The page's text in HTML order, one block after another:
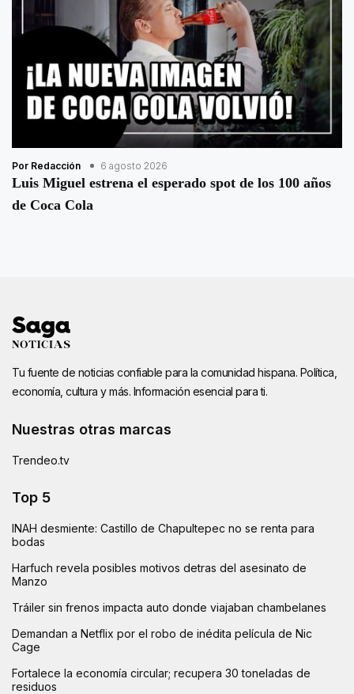
Por Redacción 6 agosto 2026
Luis Miguel estrena el esperado spot de los 100 años
de Coca Cola
Tu fuente de noticias confiable para la comunidad hispana. Política,
economía, cultura y más. Información esencial para ti.
Nuestras otras marcas
Trendeo.tv
Top 5
INAH desmiente: Castillo de Chapultepec no se renta para
bodas
Harfuch revela posibles motivos detras del asesinato de
Manzo
Tráiler sin frenos impacta auto donde viajaban chambelanes
Demandan a Netflix por el robo de inédita película de Nic
Cage
Fortalece la economía circular; recupera 30 toneladas de
residuos